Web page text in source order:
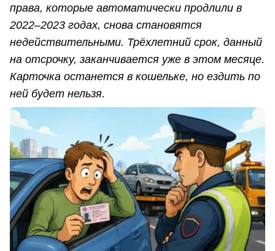
права, которые автоматически продлили в
2022–2023 годах, снова становятся
недействительными. Трёхлетний срок, данный
на отсрочку, заканчивается уже в этом месяце.
Карточка останется в кошельке, но ездить по
ней будет нельзя.